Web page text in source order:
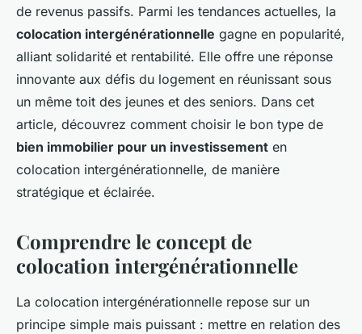
de revenus passifs. Parmi les tendances actuelles, la
colocation intergénérationnelle gagne en popularité,
alliant solidarité et rentabilité. Elle offre une réponse
innovante aux défis du logement en réunissant sous
un même toit des jeunes et des seniors. Dans cet
article, découvrez comment choisir le bon type de
bien immobilier pour un investissement en
colocation intergénérationnelle, de manière
stratégique et éclairée.
Comprendre le concept de
colocation intergénérationnelle
La colocation intergénérationnelle repose sur un
principe simple mais puissant : mettre en relation des